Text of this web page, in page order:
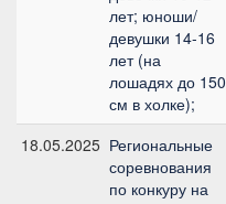
лет; юноши/
девушки 14-16
лет (на
лошадях до 150
см в холке);
18.05.2025 Региональные
соревнования
по конкуру на